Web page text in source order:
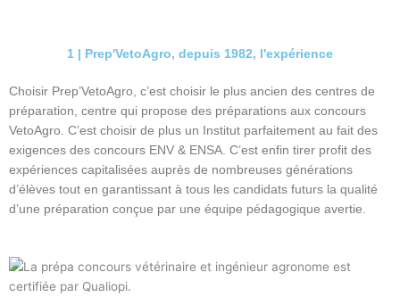
1 | Prep'VetoAgro, depuis 1982, l'expérience
Choisir Prep’VetoAgro, c’est choisir le plus ancien des centres de
préparation, centre qui propose des préparations aux concours
VetoAgro. C’est choisir de plus un Institut parfaitement au fait des
exigences des concours ENV & ENSA. C’est enfin tirer profit des
expériences capitalisées auprès de nombreuses générations
d’élèves tout en garantissant à tous les candidats futurs la qualité
d’une préparation conçue par une équipe pédagogique avertie.